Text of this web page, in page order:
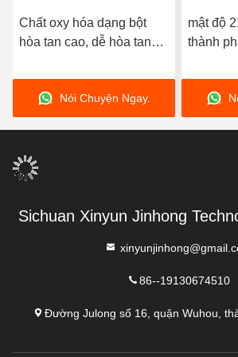
Chất oxy hóa dạng bột
hòa tan cao, dễ hòa tan
thể màu trắng, lý tưởng
cho nhu cầu sản xuất và
chế biến hóa chất công
Nói Chuyện Ngay.
mật độ
thành
Thành
dụng
trình
Sichuan Xinyun Jinhong
86--19130674510
Đường Julong số 16, quận Wuhou,